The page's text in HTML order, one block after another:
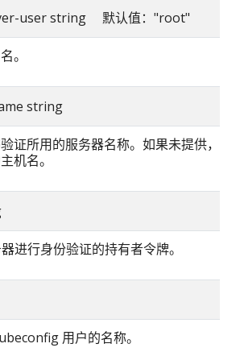
user string 默认值："root"
。
string
证所用的服务器名称。如果未提供，则
机名。
进行身份验证的持有者令牌。
用户的名称。